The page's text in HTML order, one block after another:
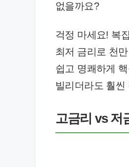
없을까요?
걱정 마세요! 복
최저 금리로 천
쉽고 명쾌하게
빌리더라도 훨
고금리 vs 저